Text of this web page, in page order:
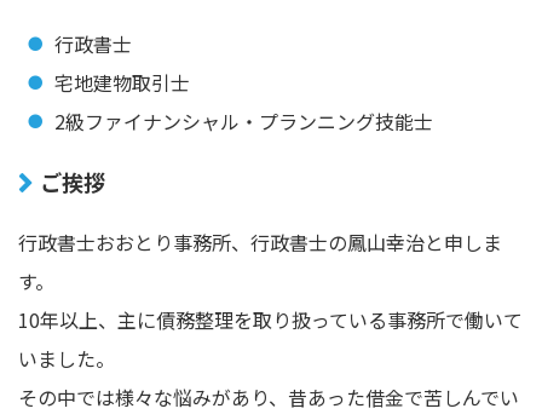
行政書士
宅地建物取引士
2級ファイナンシャル・プランニング技能士
ご挨拶
行政書士おおとり事務所、行政書士の鳳山幸治と申しま
す。
10年以上、主に債務整理を取り扱っている事務所で働いて
いました。
その中では様々な悩みがあり、昔あった借金で苦しんでい